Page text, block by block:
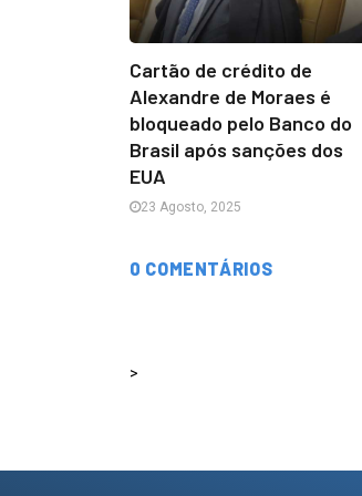
Cartão de crédito de
Alexandre de Moraes é
bloqueado pelo Banco do
Brasil após sanções dos
EUA
23 Agosto, 2025
0 COMENTÁRIOS
>